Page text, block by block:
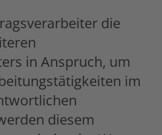
die
in Anspruch, um
im
diesem